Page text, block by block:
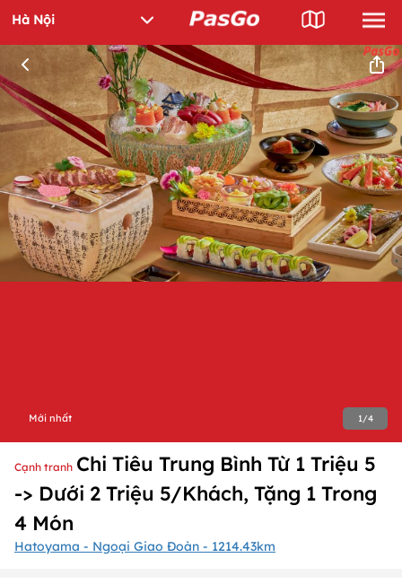
Mới nhất 1/4
Cạnh tranh Chi Tiêu Trung Bình Từ 1 Triệu 5
-> Dưới 2 Triệu 5/Khách, Tặng 1 Trong
4 Món
Hatoyama - Ngoại Giao Đoàn - 1214.43km